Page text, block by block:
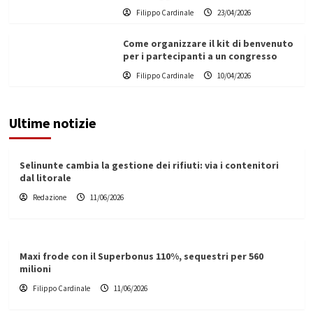
Filippo Cardinale 23/04/2026
Come organizzare il kit di benvenuto
per i partecipanti a un congresso
Filippo Cardinale 10/04/2026
Ultime notizie
Selinunte cambia la gestione dei rifiuti: via i contenitori
dal litorale
Redazione 11/06/2026
Maxi frode con il Superbonus 110%, sequestri per 560
milioni
Filippo Cardinale 11/06/2026